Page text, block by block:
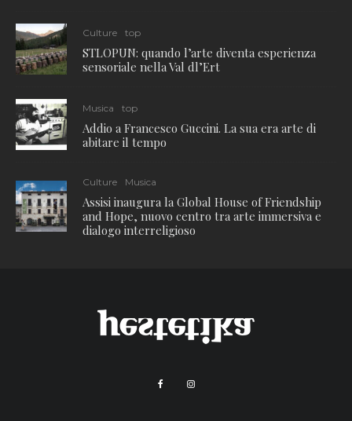
Culture top
STLOPUN: quando l’arte diventa esperienza
sensoriale nella Val dl’Ert
Musica top
Addio a Francesco Guccini. La sua era arte di
abitare il tempo
Culture Musica
Assisi inaugura la Global House of Friendship
and Hope, nuovo centro tra arte immersiva e
dialogo interreligioso